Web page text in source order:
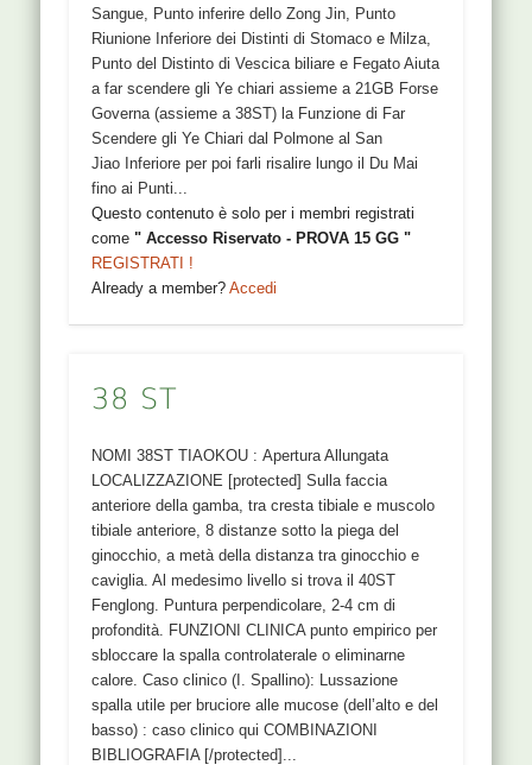
Sangue, Punto inferire dello Zong Jin, Punto
Riunione Inferiore dei Distinti di Stomaco e Milza,
Punto del Distinto di Vescica biliare e Fegato Aiuta
a far scendere gli Ye chiari assieme a 21GB Forse
Governa (assieme a 38ST) la Funzione di Far
Scendere gli Ye Chiari dal Polmone al San
Jiao Inferiore per poi farli risalire lungo il Du Mai
fino ai Punti...
Questo contenuto è solo per i membri registrati
come" Accesso Riservato - PROVA 15 GG "
REGISTRATI !
Already a member?Accedi
38 ST
NOMI 38ST TIAOKOU : Apertura Allungata
LOCALIZZAZIONE [protected] Sulla faccia
anteriore della gamba, tra cresta tibiale e muscolo
tibiale anteriore, 8 distanze sotto la piega del
ginocchio, a metà della distanza tra ginocchio e
caviglia. Al medesimo livello si trova il 40ST
Fenglong. Puntura perpendicolare, 2-4 cm di
profondità. FUNZIONI CLINICA punto empirico per
sbloccare la spalla controlaterale o eliminarne
calore. Caso clinico (I. Spallino): Lussazione
spalla utile per bruciore alle mucose (dell’alto e del
basso) : caso clinico qui COMBINAZIONI
BIBLIOGRAFIA [/protected]...